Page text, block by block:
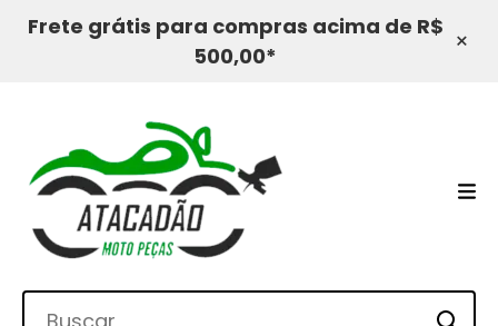
Frete grátis para compras acima de R$
500,00*
×